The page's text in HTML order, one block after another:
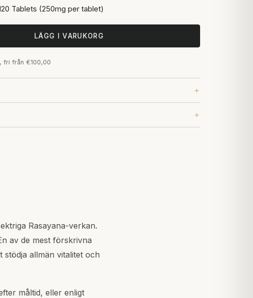
Tablets (250mg per tablet)
LÄGG I VARUKORG
fri från €100,00
Rasayana-verkan.
av de mest förskrivna
allmän vitalitet och
måltid, eller enligt